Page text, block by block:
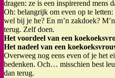
dragen: ze is een inspirerend mens
Oh: belangrijk om even op te letten:
wel bij je he? En m’n zakdoek?
terug. Zelf doen.
Het voordeel van een
Het nadeel van een
Overweeg nog eens even of je het
bedenken. Och… misschien best
dan terug.